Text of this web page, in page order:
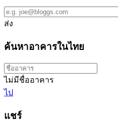
ส่ง
ค้นหาอาคารในไทย
ไม่มีชื่ออาคาร
ไป
แชร์